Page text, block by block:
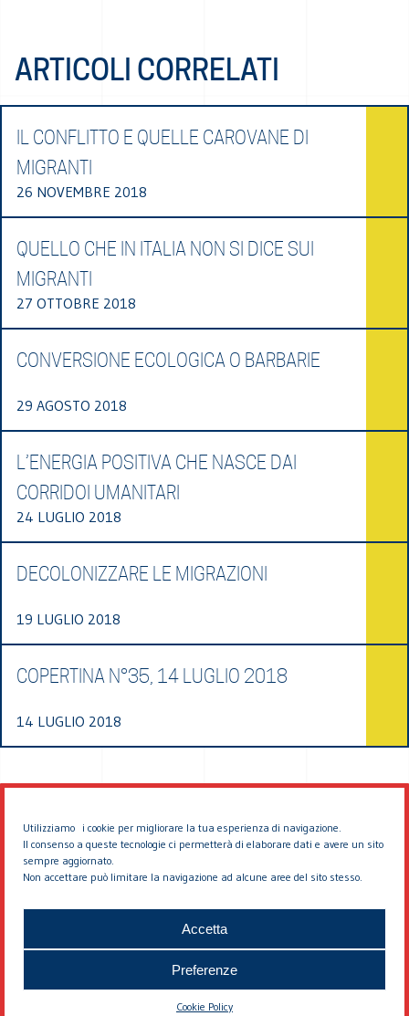
Utilizziamo i cookie per migliorare la tua esperienza di navigazione.
Il consenso a queste tecnologie ci permetterà di elaborare dati e avere un sito
sempre aggiornato.
Non accettare può limitare la navigazione ad alcune aree del sito stesso.
Accetta
Preferenze
Cookie Policy
ARTICOLI CORRELATI
IL CONFLITTO E QUELLE CAROVANE DI
MIGRANTI
26 NOVEMBRE 2018
QUELLO CHE IN ITALIA NON SI DICE SUI
MIGRANTI
27 OTTOBRE 2018
CONVERSIONE ECOLOGICA O BARBARIE
29 AGOSTO 2018
L’ENERGIA POSITIVA CHE NASCE DAI
CORRIDOI UMANITARI
24 LUGLIO 2018
DECOLONIZZARE LE MIGRAZIONI
19 LUGLIO 2018
COPERTINA N°35, 14 LUGLIO 2018
14 LUGLIO 2018
© 2026 EDDYBURG